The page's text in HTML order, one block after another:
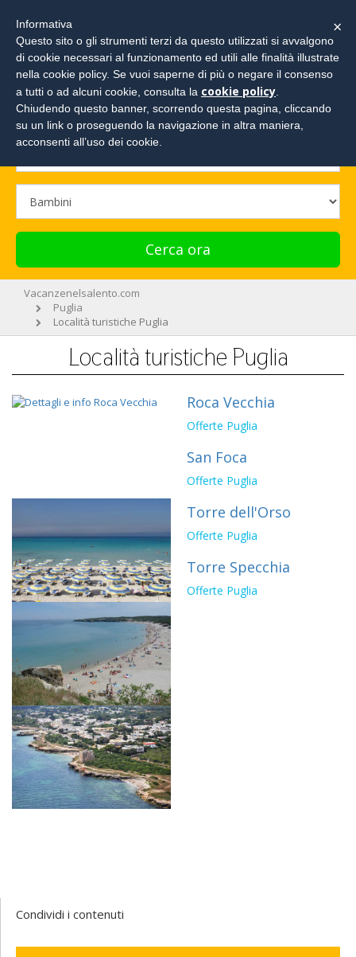
Cerca la tua vacanza e richiedi un preventivo!
Cerca ora
Vacanzenelsalento.com
Puglia
Località turistiche Puglia
Località turistiche Puglia
Roca Vecchia
Offerte Puglia
San Foca
Offerte Puglia
Torre dell'Orso
Offerte Puglia
Torre Specchia
Offerte Puglia
Condividi i contenuti
×
Informativa
Questo sito o gli strumenti terzi da questo utilizzati si avvalgono
di cookie necessari al funzionamento ed utili alle finalità illustrate
nella cookie policy. Se vuoi saperne di più o negare il consenso
a tutti o ad alcuni cookie, consulta la cookie policy
Chiudendo questo banner, scorrendo questa pagina, cliccando
su un link o proseguendo la navigazione in altra maniera,
acconsenti all’uso dei cookie.